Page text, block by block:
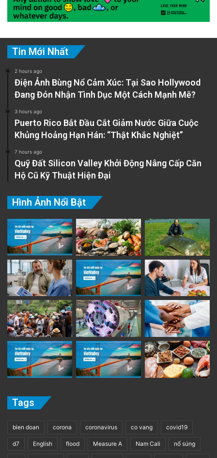
Tin Mới Nhất
2 hours ago
Điện Ảnh Bùng Nổ Cảm Xúc: Tại Sao Hollywood
Đang Đón Nhận Tình Dục Một Cách Mạnh Mẽ?
3 hours ago
Puerto Rico Bắt Đầu Cắt Giảm Nước Giữa Cuộc
Khủng Hoảng Hạn Hán: “Thật Khắc Nghiệt”
7 hours ago
Quỹ Đất Silicon Valley Khởi Động Nâng Cấp Căn
Hộ Cũ Kỹ Thuật Hiện Đại
Hình Ảnh Nổi Bật
Tags
bien doan corona coronavirus co vang covid19
d7 English flood Measure A Nam Cali nổ súng